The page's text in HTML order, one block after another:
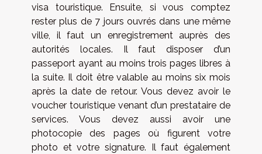
visa touristique. Ensuite, si vous comptez
rester plus de 7 jours ouvrés dans une même
ville, il faut un enregistrement auprès des
autorités locales. Il faut disposer d’un
passeport ayant au moins trois pages libres à
la suite. Il doit être valable au moins six mois
après la date de retour. Vous devez avoir le
voucher touristique venant d’un prestataire de
services. Vous devez aussi avoir une
photocopie des pages où figurent votre
photo et votre signature. Il faut également